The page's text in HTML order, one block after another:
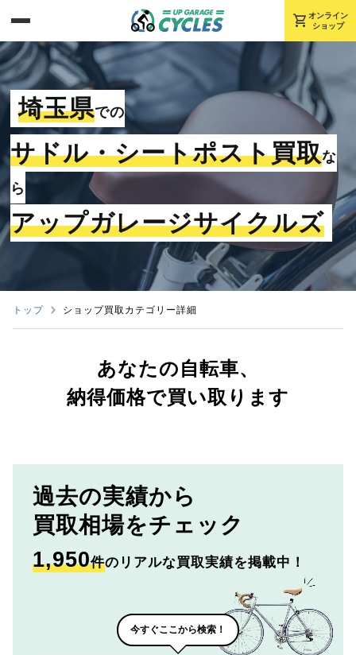
shopping_cart オンライン
ショップ
埼玉県での
サドル・シートポスト買取な
ら
アップガレージサイクルズ
トップ ショップ買取カテゴリー詳細
あなたの自転車、
納得価格で買い取ります
過去の実績から
買取相場をチェック
1,950件のリアルな買取実績を掲載中！
今すぐここから検索！